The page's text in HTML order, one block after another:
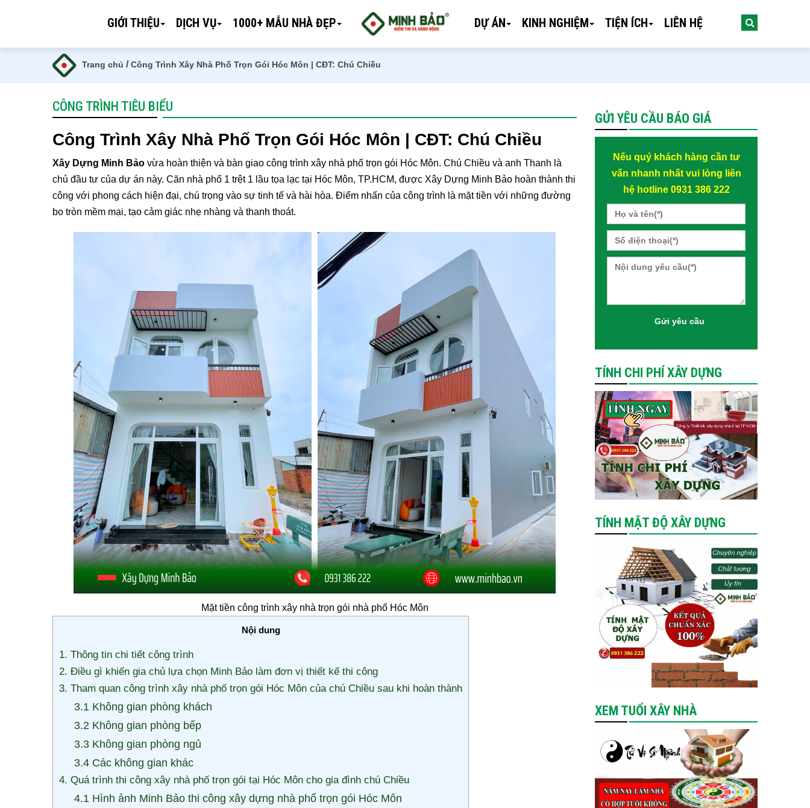
GIỚI THIỆU DỊCH VỤ 1000+ MẪU NHÀ ĐẸP DỰ ÁN KINH NGHIỆM TIỆN ÍCH LIÊN HỆ
Trang chủ /Công Trình Xây Nhà Phố Trọn Gói Hóc Môn | CĐT: Chú Chiều
CÔNG TRÌNH TIÊU BIỂU
Công Trình Xây Nhà Phố Trọn Gói Hóc Môn | CĐT: Chú Chiều
Xây Dựng Minh Bảo vừa hoàn thiện và bàn giao công trình xây nhà phố trọn gói Hóc Môn. Chú Chiều và anh Thanh là
chủ đầu tư của dự án này. Căn nhà phố 1 trệt 1 lầu tọa lạc tại Hóc Môn, TP.HCM, được Xây Dựng Minh Bảo hoàn thành thi
công với phong cách hiện đại, chú trọng vào sự tinh tế và hài hòa. Điểm nhấn của công trình là mặt tiền với những đường
bo tròn mềm mại, tạo cảm giác nhẹ nhàng và thanh thoát.
Mặt tiền công trình xây nhà trọn gói nhà phố Hóc Môn
Nội dung
1. Thông tin chi tiết công trình
2. Điều gì khiến gia chủ lựa chọn Minh Bảo làm đơn vị thiết kế thi công
3. Tham quan công trình xây nhà phố trọn gói Hóc Môn của chú Chiều sau khi hoàn thành
3.1 Không gian phòng khách
3.2 Không gian phòng bếp
3.3 Không gian phòng ngủ
3.4 Các không gian khác
4. Quá trình thi công xây nhà phố trọn gói tại Hóc Môn cho gia đình chú Chiều
4.1 Hình ảnh Minh Bảo thi công xây dựng nhà phố trọn gói Hóc Môn
GỬI YÊU CẦU BÁO GIÁ
Nếu quý khách hàng cần tư
vấn nhanh nhất vui lòng liên
hệ hotline 0931 386 222
TÍNH CHI PHÍ XÂY DỰNG
TÍNH MẬT ĐỘ XÂY DỰNG
XEM TUỔI XÂY NHÀ